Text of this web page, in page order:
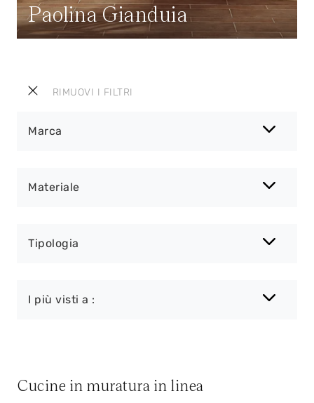
RIMUOVI I FILTRI
Marca
Materiale
Tipologia
I più visti a :
Paolina Gianduia
Cucine in muratura in linea